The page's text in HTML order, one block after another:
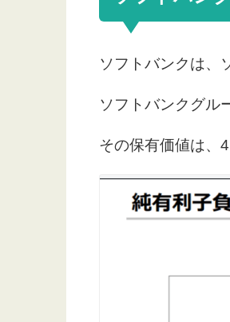
ソフトバンクは、
ソフトバンクグル
その保有価値は、